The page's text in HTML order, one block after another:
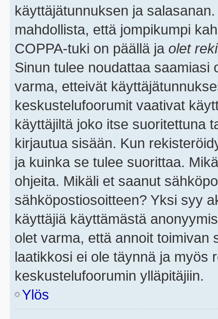
käyttäjätunnuksen ja
mahdollista, että jompikumpi
COPPA-tuki on päällä ja olet
Sinun tulee noudattaa saamiasi
varma, etteivät
keskustelufoorumit vaativat
käyttäjiltä joko itse suoritettuna
kirjautua sisään. Kun
ja kuinka se tulee suorittaa.
ohjeita. Mikäli et saanut
sähköpostiosoitteen? Yksi syy
käyttäjiä käyttämästä
olet varma, että annoit toimivan
laatikkosi ei ole täynnä ja myös
keskustelufoorumin ylläpitäjiin.
Ylös